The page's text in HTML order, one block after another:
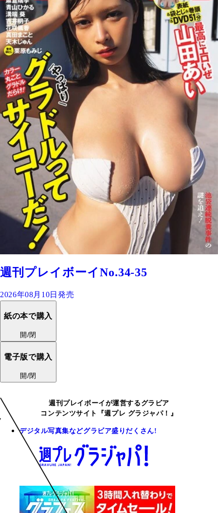
週刊プレイボーイNo.34-35
2026年08月10日発売
紙の本で購入
開/閉
電子版で購入
開/閉
週刊プレイボーイが運営するグラビア
コンテンツサイト『週プレ グラジャパ！』
デジタル写真集などグラビア盛りだくさん!